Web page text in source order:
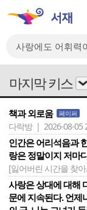
마지막 키스
책과 외로움 페이퍼
다락방 | 2026-08-05
인간은 어리석음과
랑은 정말이지 저마
[잃어버린 시간을 찾
사랑은 상대에 대해
문에 지속된다. 언제